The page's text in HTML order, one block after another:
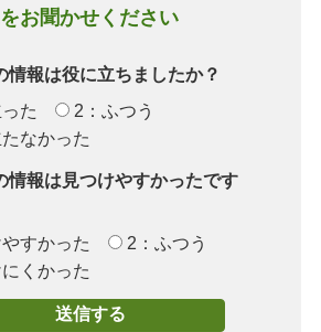
お聞かせください
情報は役に立ちましたか？
た
2：ふつう
なかった
情報は見つけやすかったです
すかった
2：ふつう
くかった